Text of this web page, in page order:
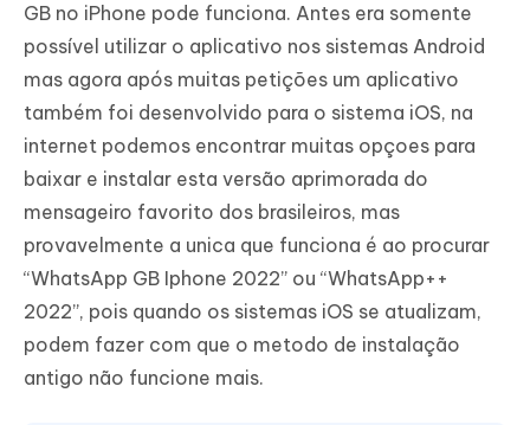
GB no iPhone pode funciona. Antes era somente
possível utilizar o aplicativo nos sistemas Android
mas agora após muitas petições um aplicativo
também foi desenvolvido para o sistema iOS, na
internet podemos encontrar muitas opçoes para
baixar e instalar esta versão aprimorada do
mensageiro favorito dos brasileiros, mas
provavelmente a unica que funciona é ao procurar
“WhatsApp GB Iphone 2022” ou “WhatsApp++
2022”, pois quando os sistemas iOS se atualizam,
podem fazer com que o metodo de instalação
antigo não funcione mais.